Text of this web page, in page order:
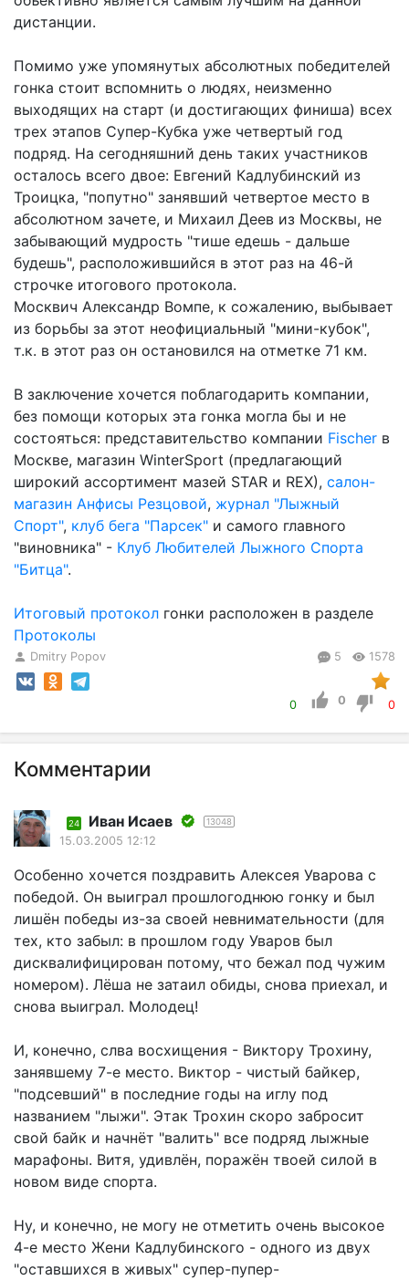
дистанции.
Помимо уже упомянутых абсолютных победителей
гонка стоит вспомнить о людях, неизменно
выходящих на старт (и достигающих финиша) всех
трех этапов Супер-Кубка уже четвертый год
подряд. На сегодняшний день таких участников
осталось всего двое: Евгений Кадлубинский из
Троицка, "попутно" занявший четвертое место в
абсолютном зачете, и Михаил Деев из Москвы, не
забывающий мудрость "тише едешь - дальше
будешь", расположившийся в этот раз на 46-й
строчке итогового протокола.
Москвич Александр Вомпе, к сожалению, выбывает
из борьбы за этот неофициальный "мини-кубок",
т.к. в этот раз он остановился на отметке 71 км.
В заключение хочется поблагодарить компании,
без помощи которых эта гонка могла бы и не
состояться: представительство компании Fischer в
Москве, магазин WinterSport (предлагающий
широкий ассортимент мазей STAR и REX), салон-
магазин Анфисы Резцовой, журнал "Лыжный
Спорт", клуб бега "Парсек" и самого главного
"виновника" - Клуб Любителей Лыжного Спорта
"Битца".
Итоговый протокол гонки расположен в разделе
Протоколы
Dmitry Popov 5 1578
0 0 0
Комментарии
24 Иван Исаев 13048
15.03.2005 12:12
Особенно хочется поздравить Алексея Уварова с
победой. Он выиграл прошлогоднюю гонку и был
лишён победы из-за своей невнимательности (для
тех, кто забыл: в прошлом году Уваров был
дисквалифицирован потому, что бежал под чужим
номером). Лёша не затаил обиды, снова приехал, и
снова выиграл. Молодец!
И, конечно, слва восхищения - Виктору Трохину,
занявшему 7-е место. Виктор - чистый байкер,
"подсевший" в последние годы на иглу под
названием "лыжи". Этак Трохин скоро забросит
свой байк и начнёт "валить" все подряд лыжные
марафоны. Витя, удивлён, поражён твоей силой в
новом виде спорта.
Ну, и конечно, не могу не отметить очень высокое
4-е место Жени Кадлубинского - одного из двух
"оставшихся в живых" супер-пупер-